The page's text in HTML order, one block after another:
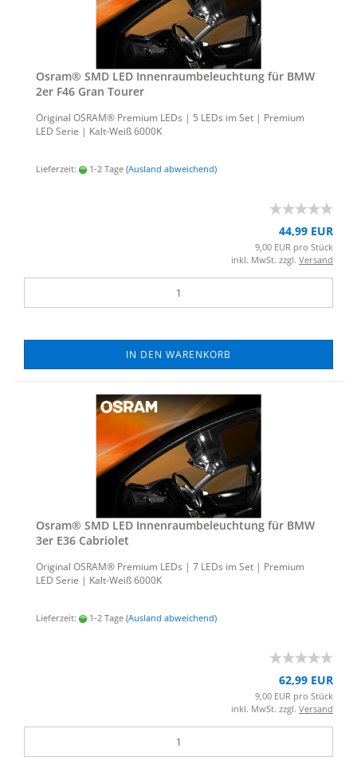
Osram® SMD LED In­nen­raum­be­leuch­tung für BMW
2er F46 Gran Tou­rer
Ori­gi­nal OSRAM® Pre­mi­um LEDs | 5 LEDs im Set | Pre­mi­um
LED Serie | Kalt-​Weiß 6000K
Lieferzeit: 1-2 Tage (Ausland abweichend)
44,99 EUR
9,00 EUR pro Stück
inkl. MwSt. zzgl. Versand
IN DEN WARENKORB
Osram® SMD LED In­nen­raum­be­leuch­tung für BMW
3er E36 Ca­brio­let
Ori­gi­nal OSRAM® Pre­mi­um LEDs | 7 LEDs im Set | Pre­mi­um
LED Serie | Kalt-​Weiß 6000K
Lieferzeit: 1-2 Tage (Ausland abweichend)
62,99 EUR
9,00 EUR pro Stück
inkl. MwSt. zzgl. Versand